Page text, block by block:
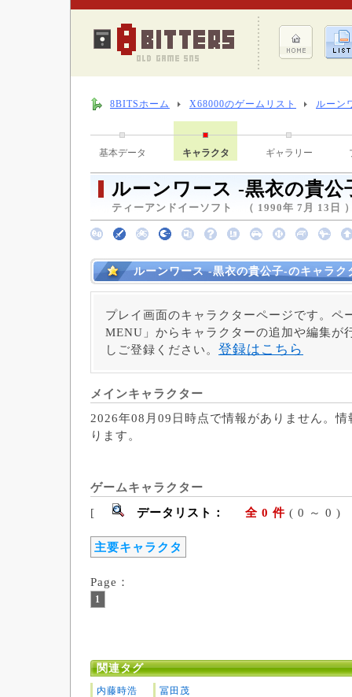
8BITSホーム X68000のゲームリスト ルーン
基本データ キャラクタ ギャラリー
ルーンワース -黒衣の貴公
ティーアンドイーソフト （ 1990年 7月 13日
ルーンワース -黒衣の貴公子-のキャラク
プレイ画面のキャラクターページです。ペ
MENU」からキャラクターの追加や編集が
しご登録ください。 登録はこちら
メインキャラクター
2026年08月09日時点で情報がありません。
ります。
ゲームキャラクター
[
データリスト： 全 0 件 ( 0
主要キャラクタ
Page：
1
関連タグ
内藤時浩 冨田茂